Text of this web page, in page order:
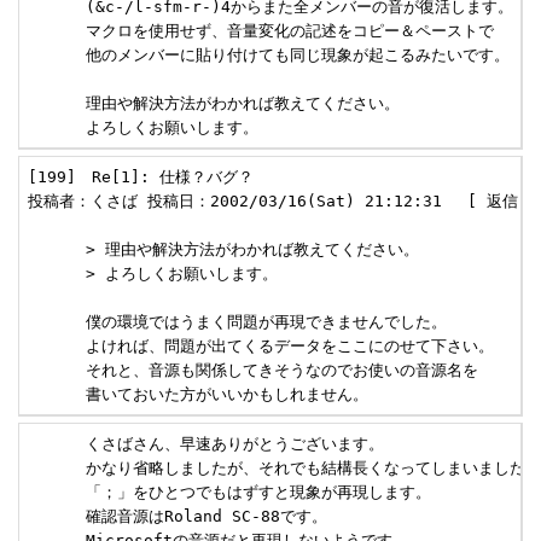
      (&c-/l-sfm-r-)4からまた全メンバーの音が復活します。
      マクロを使用せず、音量変化の記述をコピー＆ペーストで
      他のメンバーに貼り付けても同じ現象が起こるみたいです。
      理由や解決方法がわかれば教えてください。
      よろしくお願いします。
[199]　Re[1]: 仕様？バグ？
投稿者：くさば 投稿日：2002/03/16(Sat) 21:12:31　 [ 返信
      > 理由や解決方法がわかれば教えてください。
      > よろしくお願いします。
      僕の環境ではうまく問題が再現できませんでした。
      よければ、問題が出てくるデータをここにのせて下さい。
      それと、音源も関係してきそうなのでお使いの音源名を
      書いておいた方がいいかもしれません。
      くさばさん、早速ありがとうございます。
      かなり省略しましたが、それでも結構長くなってしまいました。
      「；」をひとつでもはずすと現象が再現します。
      確認音源はRoland SC-88です。